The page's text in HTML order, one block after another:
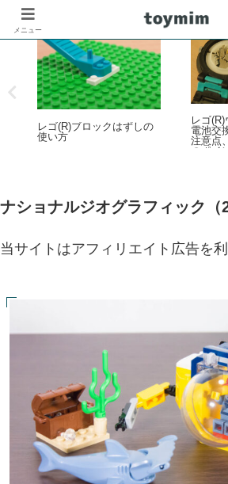
レゴ(R)ブロックはずしの
使い方
レゴ
電池交
注意点
のポイ
ナショナルジオグラフィック（
当サイトはアフィリエイト広告を利
メニュー